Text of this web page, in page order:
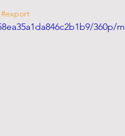
#export
360p/